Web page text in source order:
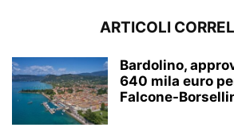
ARTICOLI
Bardolino,
640 mila euro
Falcone-